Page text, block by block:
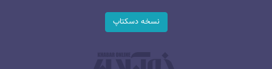
نسخه دسکتاپ